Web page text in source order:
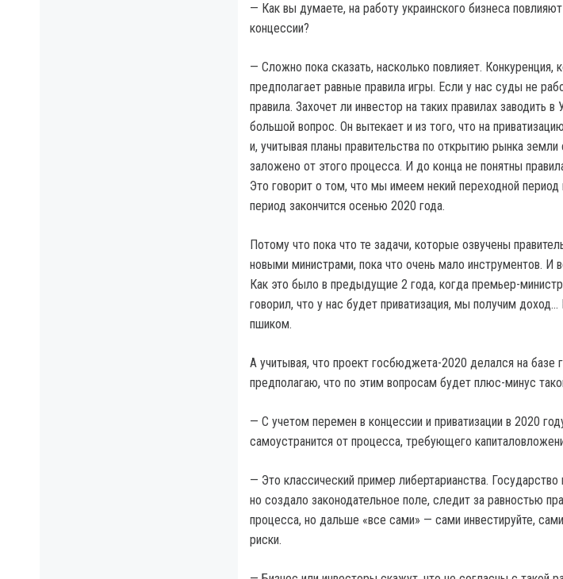
— Как вы думаете, на работу украинского бизнеса
концессии?
— Сложно пока сказать, насколько повлияет. Конкуренция,
предполагает равные правила игры. Если у нас суды не
правила. Захочет ли инвестор на таких правилах заводить
большой вопрос. Он вытекает и из того, что на
и, учитывая планы правительства по открытию рынка
заложено от этого процесса. И до конца не понятны
Это говорит о том, что мы имеем некий переходной период
период закончится осенью 2020 года.
Потому что пока что те задачи, которые озвучены
новыми министрами, пока что очень мало инструментов. И
Как это было в предыдущие 2 года, когда премьер-
говорил, что у нас будет приватизация, мы получим
пшиком.
А учитывая, что проект госбюджета-2020 делался на базе
предполагаю, что по этим вопросам будет плюс-минус
— С учетом перемен в концессии и приватизации в 2020
самоустранится от процесса, требующего
— Это классический пример либертарианства.
но создало законодательное поле, следит за равностью
процесса, но дальше «все сами» — сами инвестируйте,
риски.